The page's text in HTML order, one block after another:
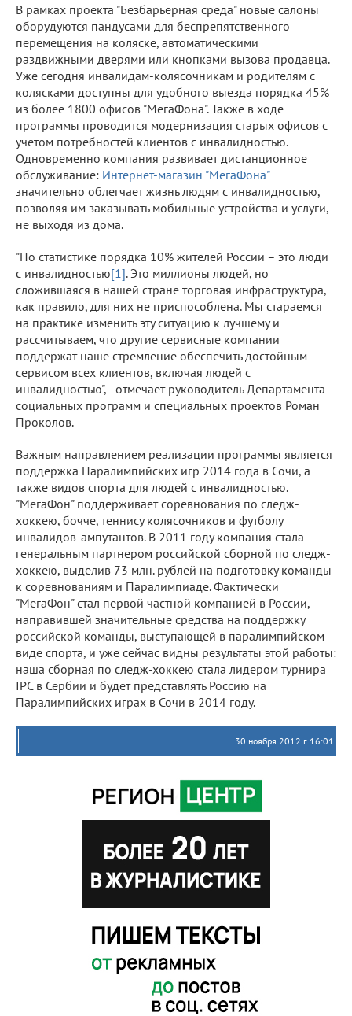
В рамках проекта "Безбарьерная среда" новые салоны
оборудуются пандусами для беспрепятственного
перемещения на коляске, автоматическими
раздвижными дверями или кнопками вызова продавца.
Уже сегодня инвалидам-колясочникам и родителям с
колясками доступны для удобного выезда порядка 45%
из более 1800 офисов "МегаФона". Также в ходе
программы проводится модернизация старых офисов с
учетом потребностей клиентов с инвалидностью.
Одновременно компания развивает дистанционное
обслуживание: Интернет-магазин "МегаФона"
значительно облегчает жизнь людям с инвалидностью,
позволяя им заказывать мобильные устройства и услуги,
не выходя из дома.
"По статистике порядка 10% жителей России – это люди
с инвалидностью[1]. Это миллионы людей, но
сложившаяся в нашей стране торговая инфраструктура,
как правило, для них не приспособлена. Мы стараемся
на практике изменить эту ситуацию к лучшему и
рассчитываем, что другие сервисные компании
поддержат наше стремление обеспечить достойным
сервисом всех клиентов, включая людей с
инвалидностью", - отмечает руководитель Департамента
социальных программ и специальных проектов Роман
Проколов.
Важным направлением реализации программы является
поддержка Паралимпийских игр 2014 года в Сочи, а
также видов спорта для людей с инвалидностью.
"МегаФон" поддерживает соревнования по следж-
хоккею, бочче, теннису колясочников и футболу
инвалидов-ампутантов. В 2011 году компания стала
генеральным партнером российской сборной по следж-
хоккею, выделив 73 млн. рублей на подготовку команды
к соревнованиям и Паралимпиаде. Фактически
"МегаФон" стал первой частной компанией в России,
направившей значительные средства на поддержку
российской команды, выступающей в паралимпийском
виде спорта, и уже сейчас видны результаты этой работы:
наша сборная по следж-хоккею стала лидером турнира
IPC в Сербии и будет представлять Россию на
Паралимпийских играх в Сочи в 2014 году.
30 ноября 2012 г. 16:01